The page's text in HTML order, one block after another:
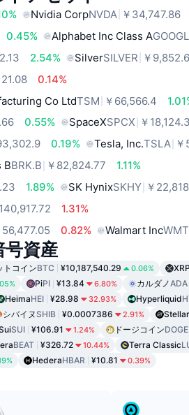
Nvidia CorpNVDA ￥34,747.86
0.45% Alphabet Inc Class AGOOGL
2.54% SilverSILVER ￥
0.14%
Co LtdTSM ￥66,566.4
0.55% SpaceXSPCX ￥
0.19% Tesla, Inc.TSLA
BBRK.B ￥82,824.77
1.11%
1.89% SK HynixSKHY ￥
1.31%
56,477.05 0.82% Walmart IncWMT
号資産
トコインBTC ¥10,187,540.29 0.06% XRP
PiPI ¥13.84 6.80% カルダノADA
HeimaHEI ¥28.98 32.93% Hyperliquid
シバイヌ SHIB ¥0.0007386 2.91% Stellar
SUI ¥106.91 1.24% ドージコインDOGE
BEAT ¥326.72 10.44% Terra Classic
HederaHBAR ¥10.81 0.39%